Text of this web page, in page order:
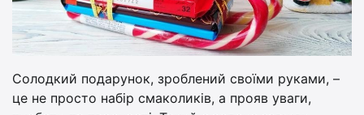
Солодкий подарунок, зроблений своїми руками, –
це не просто набір смаколиків, а прояв уваги,